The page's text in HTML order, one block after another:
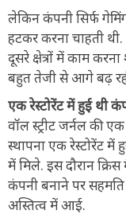
लेकिन कंपनी सिर्फ
हटकर करना चाहती
दूसरे क्षेत्रों में काम
बहुत तेजी से आगे बढ़
एक रेस्टोरेंट में हुई थी
वॉल स्ट्रीट जर्नल की
स्थापना एक रेस्टोरेंट में
में मिले. इस दौरान
कंपनी बनाने पर
अस्तित्व में आई.